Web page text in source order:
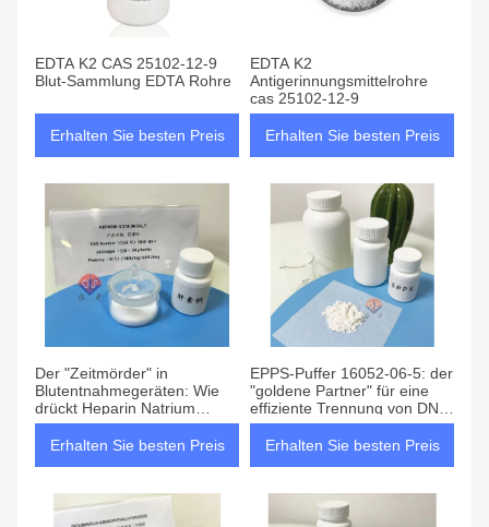
EDTA K2 CAS 25102-12-9
Blut-Sammlung EDTA Rohre
Erhalten Sie besten Preis
EDTA K2
Antigerinnungsmittelrohre
cas 25102-12-9
Erhalten Sie besten Preis
Der "Zeitmörder" in
Blutentnahmegeräten: Wie
drückt Heparin Natrium
9041-08-1 den Pausenknopf
für Blutproben?
Erhalten Sie besten Preis
EPPS-Puffer 16052-06-5: der
"goldene Partner" für eine
effiziente Trennung von DNA-
RNA
Erhalten Sie besten Preis